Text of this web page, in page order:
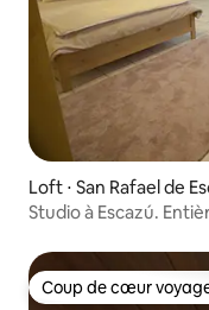
Loft ⋅ San Rafael de
Studio à Escazú.
Coup de cœur
Coup de cœur